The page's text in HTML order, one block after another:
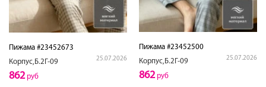
Пижама #23452673
Корпус,Б.2Г-09
25.07.2026
862руб
Пижама #23452500
Корпус,Б.2Г-09
25.07.2026
862руб